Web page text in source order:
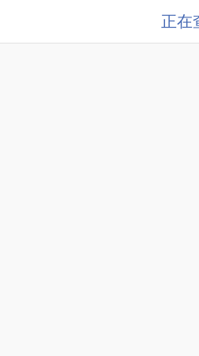
正在